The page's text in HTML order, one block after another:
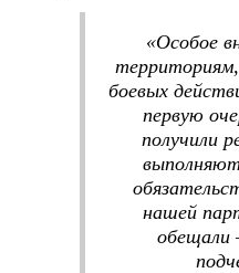
«Особое
боевых
первую
получили
нашей
обещали